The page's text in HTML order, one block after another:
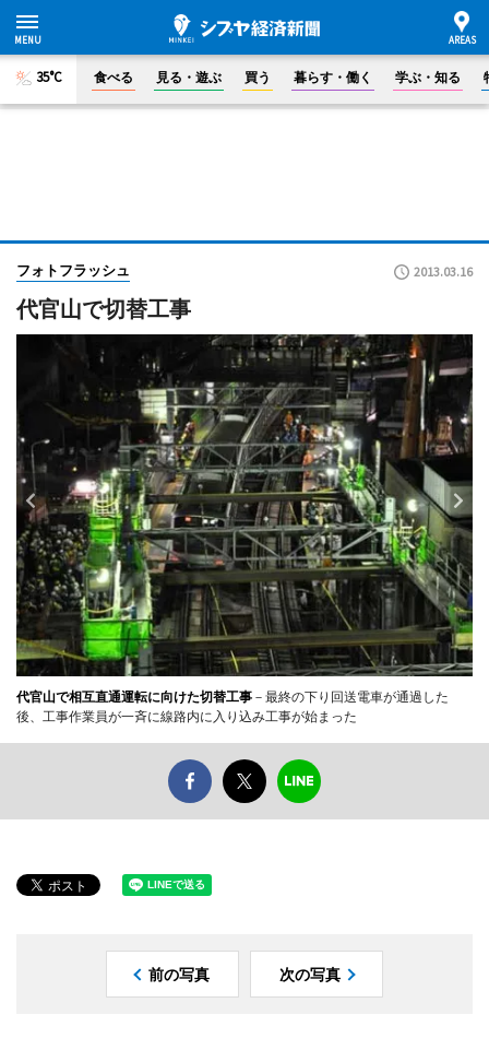
35°C 食べる 見る・遊ぶ 買う 暮らす・働く 学ぶ・知る
フォトフラッシュ 2013.03.16
代官山で切替工事
代官山で相互直通運転に向けた切替工事 －最終の下り回送電車が通過した
後、工事作業員が一斉に線路内に入り込み工事が始まった
前の写真 次の写真